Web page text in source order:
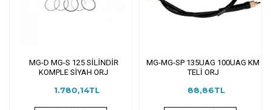
MG-D MG-S 125 SİLİNDİR
KOMPLE SİYAH ORJ
1.780,14TL
MG-MG-SP 135UAG 100UAG KM
TELİ ORJ
88,86TL